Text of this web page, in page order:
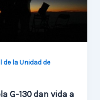
de la Unidad de
G-130 dan vida a